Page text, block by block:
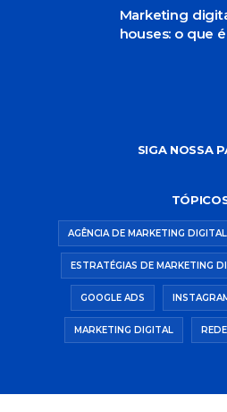
Marketing
houses: o que
SIGA NOSSA
AGÊNCIA DE MARKETING DIGITAL
ESTRATÉGIAS DE MARKETING
GOOGLE ADS
MARKETING DIGITAL